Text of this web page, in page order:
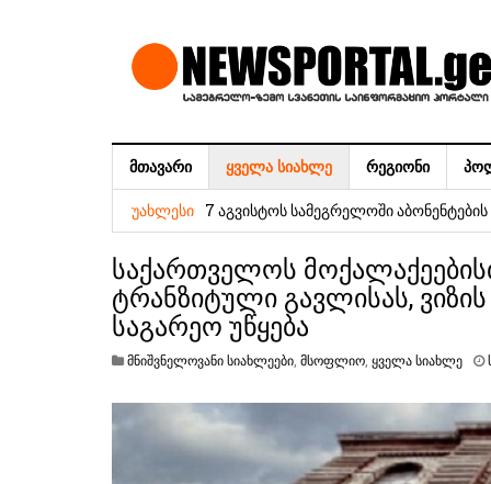
ᲛᲗᲐᲕᲐᲠᲘ ᲧᲕᲔᲚᲐ ᲡᲘᲐᲮᲚᲔ ᲠᲔᲒᲘᲝᲜᲘ
ᲣᲐᲮᲚᲔᲡᲘ
ეროვნული ვალუტის კურსი
7 აგვისტოს სამეგრელოში
საქართველოს გათავისუფლება –
„ნაციონალური მოძრაობის“ დროებითი
რეფორმების საბჭოს თავმჯდომარე –
6 აგვისტოს სამეგრელოში
საქართველოს
ტრანზიტული გავლისას,
საგარეო უწყება
მნიშვნელოვანი სიახლეები მსოფლიო ყველა სიახლე